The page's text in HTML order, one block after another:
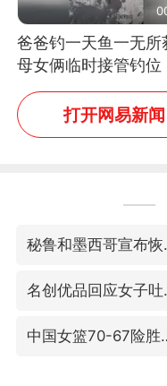
爸爸钓一天鱼一无所
母女俩临时接管钓位
玩具鱼竿钓上大鱼
打开网易新
秘鲁
名创
中国女篮